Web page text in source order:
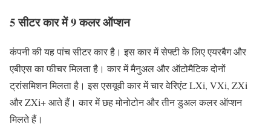
5 सीटर कार में 9 कलर ऑप्शन
कंपनी की यह पांच सीटर कार है। इस कार में सेफ्टी के लिए एयरबैग और
एबीएस का फीचर मिलता है। कार में मैनुअल और ऑटोमैटिक दोनों
ट्रांसमिशन मिलता है। इस एसयूवी कार में चार वेरिएंट LXi, VXi, ZXi
और ZXi+ आते हैं। कार में छह मोनोटोन और तीन डुअल कलर ऑप्शन
मिलते हैं।